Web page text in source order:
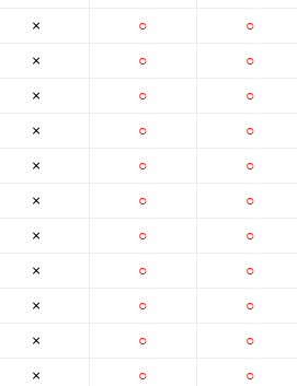
×
×
×
×
×
×
×
×
×
×
×
○
○
○
○
○
○
○
○
○
○
○
○
○
○
○
○
○
○
○
○
○
○